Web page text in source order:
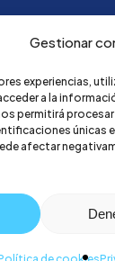
Gestionar
experiencias,
a la
permitirá
únicas
afectar